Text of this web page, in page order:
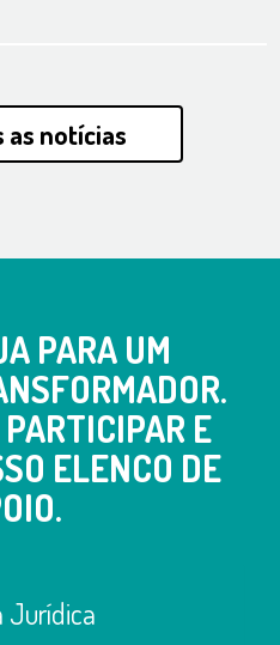
as notícias
PARA UM
E
ELENCO DE
Jurídica